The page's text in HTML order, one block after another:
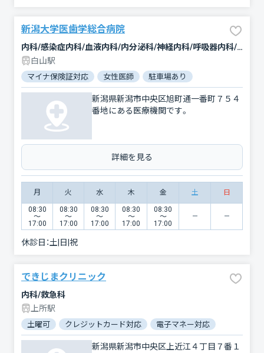
新潟大学医歯学総合病院
内科/感染症内科/血液内科/内分泌科/神経内科/呼吸器内科/循環器科/消化器科/腎臓内科・外科/肝臓内科・外科/腫瘍内科・外科/脳神経外科/呼吸器外科/心臓血管外科/乳腺外科/外科/整形外科/形成外科/美容外科/小児科/小児外科/産婦人科/眼科/耳鼻咽喉科/皮膚科/泌尿器科/精神科・神経科/心療内科/歯科/矯正歯科/歯科口腔外科/小児歯科/リハビリテーション/放射線科/臨床検査・病理診断/救急科/麻酔科
白山駅
マイナ保険証対応 女性医師 駐車場あり
新潟県新潟市中央区旭町通一番町７５４
番地にある医療機関です。
詳細を見る
月 火 水 木 金 土 日
08:30
〜
17:00
08:30
〜
17:00
08:30
〜
17:00
08:30
〜
17:00
08:30
〜
17:00
休診日：土|日|祝
できじまクリニック
内科/救急科
上所駅
土曜可 クレジットカード対応 電子マネー対応
新潟県新潟市中央区上近江４丁目７番１